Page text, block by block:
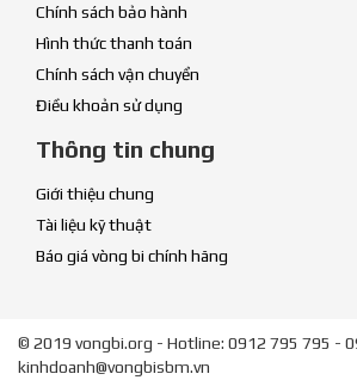
Chính sách bảo hành
Hình thức thanh toán
Chính sách vận chuyển
Điều khoản sử dụng
Thông tin chung
Giới thiệu chung
Tài liệu kỹ thuật
Báo giá vòng bi chính hãng
© 2019 vongbi.org - Hotline: 0912 795 795 -
kinhdoanh@vongbisbm.vn